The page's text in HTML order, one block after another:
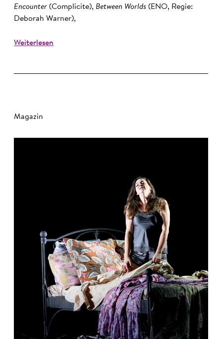
Encounter (Complicite), Between Worlds (ENO, Regie:
Deborah Warner),
Weiterlesen
Magazin